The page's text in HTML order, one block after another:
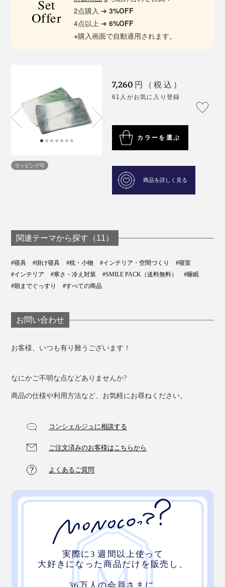
Set
Offer
2点購入 ➔3%OFF
4点以上 ➔6%OFF
※購入画面で自動適用されます。
ラッピング可
7,260 円（税込）
61人がお気に入り登録
カラーを選ぶ
商品を詳しく見る
関連テーマから探す（11）
#寝具 #掛け寝具 #枕・小物 #インテリア・空間づくり
#寝室
#インテリア
#寒さ・冷え対策 #SMILE PACK（送料無料）
#睡眠
#朝までぐっすり
#すべての商品
お問い合わせ
お客様、いつも有り難うございます！
なにかご不明な点などありませんか?
商品の仕様や利用方法など、お気軽にお尋ねください。
コンシェルジュに相談する
ご注文済みのお客様はこちらから
よくあるご質問